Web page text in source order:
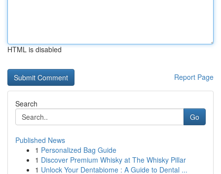
HTML is disabled
Report Page
Search
Go
Published News
1 Personalized Bag Guide
1 Discover Premium Whisky at The Whisky Pillar
1 Unlock Your Dentabiome : A Guide to Dental ...